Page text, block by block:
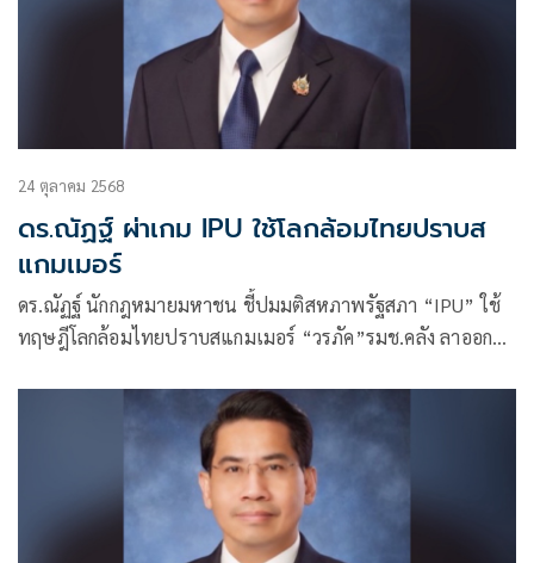
24 ตุลาคม 2568
ดร.ณัฏฐ์ ผ่าเกม IPU ใช้โลกล้อมไทยปราบส
แกมเมอร์
ดร.ณัฏฐ์ นักกฎหมายมหาชน ชี้ปมมติสหภาพรัฐสภา “IPU” ใช้
ทฤษฎีโลกล้อมไทยปราบสแกมเมอร์ “วรภัค”รมช.คลัง ลาออก